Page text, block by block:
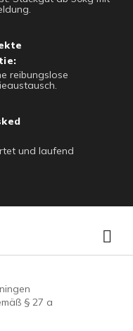
reibungslose
und laufend

§ 27 a